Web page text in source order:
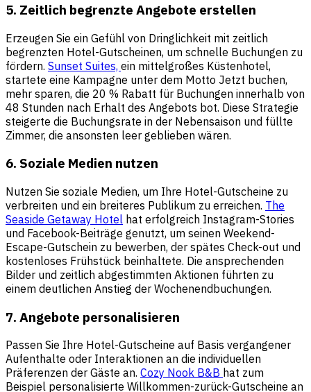
5. Zeitlich begrenzte Angebote erstellen
Erzeugen Sie ein Gefühl von Dringlichkeit mit zeitlich
begrenzten Hotel-Gutscheinen, um schnelle Buchungen zu
fördern. Sunset Suites, ein mittelgroßes Küstenhotel,
startete eine Kampagne unter dem Motto Jetzt buchen,
mehr sparen, die 20 % Rabatt für Buchungen innerhalb von
48 Stunden nach Erhalt des Angebots bot. Diese Strategie
steigerte die Buchungsrate in der Nebensaison und füllte
Zimmer, die ansonsten leer geblieben wären.
6. Soziale Medien nutzen
Nutzen Sie soziale Medien, um Ihre Hotel-Gutscheine zu
verbreiten und ein breiteres Publikum zu erreichen. The
Seaside Getaway Hotel hat erfolgreich Instagram-Stories
und Facebook-Beiträge genutzt, um seinen Weekend-
Escape-Gutschein zu bewerben, der spätes Check-out und
kostenloses Frühstück beinhaltete. Die ansprechenden
Bilder und zeitlich abgestimmten Aktionen führten zu
einem deutlichen Anstieg der Wochenendbuchungen.
7. Angebote personalisieren
Passen Sie Ihre Hotel-Gutscheine auf Basis vergangener
Aufenthalte oder Interaktionen an die individuellen
Präferenzen der Gäste an. Cozy Nook B&B hat zum
Beispiel personalisierte Willkommen-zurück-Gutscheine an